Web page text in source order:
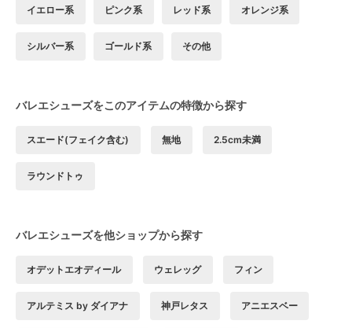
イエロー系 ピンク系 レッド系 オレンジ系
シルバー系 ゴールド系 その他
バレエシューズをこのアイテムの特徴から探す
スエード(フェイク含む) 無地 2.5cm未満
ラウンドトゥ
バレエシューズを他ショップから探す
オデットエオディール ウェレッグ フィン
アルテミス by ダイアナ 神戸レタス アニエスベー